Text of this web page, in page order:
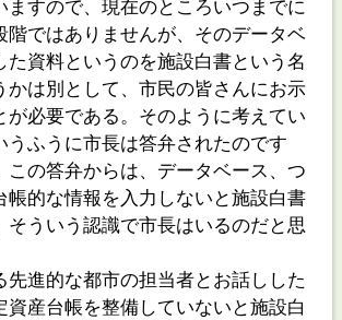
ますので、現在のところいつまでに
階ではありませんが、そのデータベ
た資料というのを施設白書という名
かは別として、市民の皆さんにお示
が必要である。そのように考えてい
うふうに市長は答弁されたのです
この答弁からは、データベース、つ
帳的な情報を入力しないと施設白書
そういう認識で市長はいるのだと思
進的な都市の担当者とお話しした
資産台帳を整備していないと施設白